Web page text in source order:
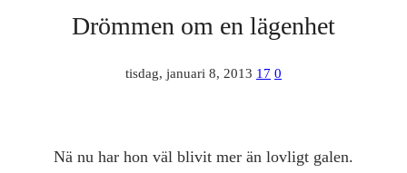
Drömmen om en lägenhet
tisdag, januari 8, 2013 17 0
Nä nu har hon väl blivit mer än lovligt galen.